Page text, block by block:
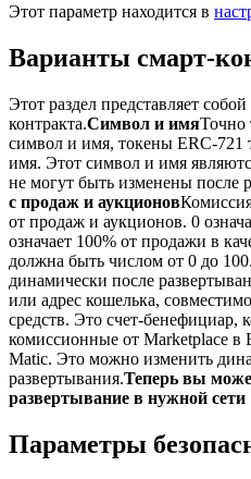
Этот параметр находится в
Варианты смарт-
Этот раздел представляет
контракта.Символ и имяТочно
символ и имя, токены ERC-721
имя. Этот символ и имя
не могут быть изменены после
с продаж и аукционов
от продаж и аукционов. 0
означает 100% от продажи в
должна быть числом от 0 до
динамически после
или адрес кошелька,
средств. Это счет-бенефициар,
комиссионные от Marketplace в
Matic. Это можно изменить
развертывания.Теперь вы
развертывание в нужной сети
Параметры